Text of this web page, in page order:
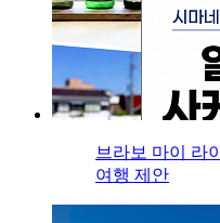
브라보 마이 라
여행 제안